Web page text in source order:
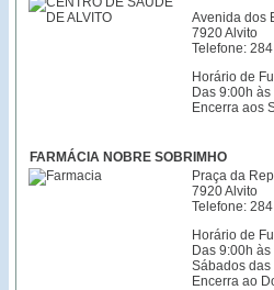
Avenida dos
7920 Alvito
Telefone:
Horário de
Das 9:00h
Encerra aos
FARMÁCIA NOBRE SOBRIMHO
Praça da
7920 Alvito
Telefone:
Horário de
Das 9:00h
Sábados
Encerra ao